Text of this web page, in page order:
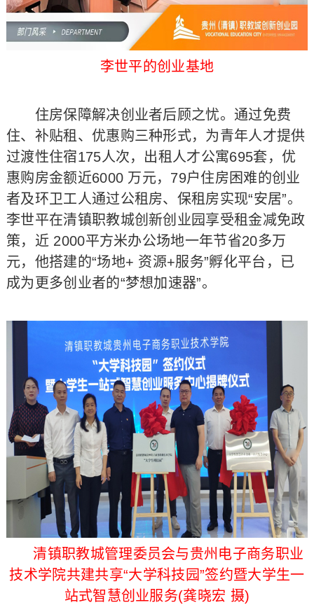
李世平的创业基地
住房保障解决创业者后顾之忧。通过免费
住、补贴租、优惠购三种形式，为青年人才提供
过渡性住宿175人次，出租人才公寓695套，优
惠购房金额近6000 万元，79户住房困难的创业
者及环卫工人通过公租房、保租房实现“安居”。
李世平在清镇职教城创新创业园享受租金减免政
策，近 2000平方米办公场地一年节省20多万
元，他搭建的“场地+ 资源+服务”孵化平台，已
成为更多创业者的“梦想加速器”。
清镇职教城管理委员会与贵州电子商务职业
技术学院共建共享“大学科技园”签约暨大学生一
站式智慧创业服务(龚晓宏 摄)